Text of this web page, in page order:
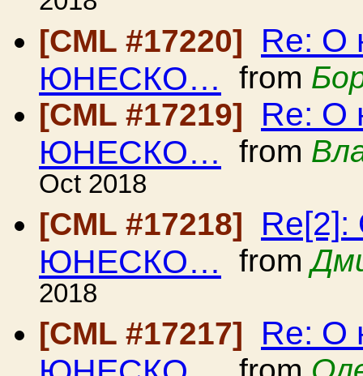
[CML #17220]
Re: О
ЮНЕСКО… from
[CML #17219]
Re: О
ЮНЕСКО… from
Oct 2018
[CML #17218]
ЮНЕСКО… from
2018
[CML #17217]
Re: О